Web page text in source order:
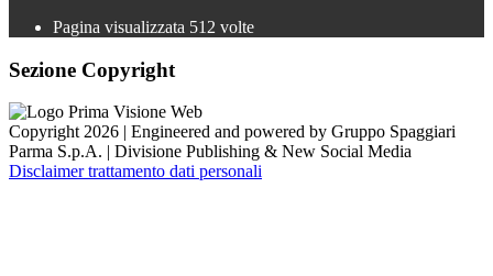
Pagina visualizzata 512 volte
Sezione Copyright
Copyright 2026 | Engineered and powered by Gruppo Spaggiari
Parma S.p.A. | Divisione Publishing & New Social Media
Disclaimer trattamento dati personali